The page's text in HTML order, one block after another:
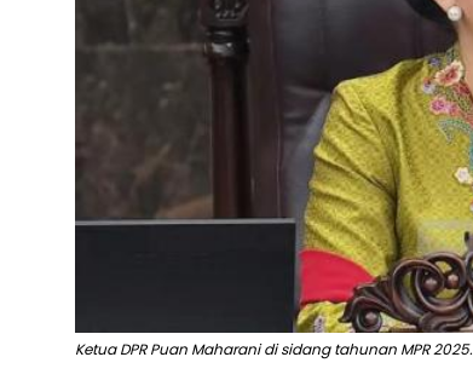
Ketua DPR Puan Maharani di sidang tahunan MPR 2025.